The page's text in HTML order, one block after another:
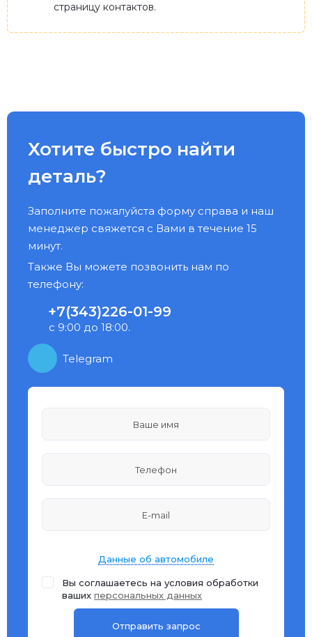
страницу контактов.
Хотите быстро найти
деталь?
Заполните пожалуйста форму справа и наш
менеджер свяжется с Вами в течение 15
минут.
Также Вы можете позвонить нам по
телефону:
+7(343)226-01-99
с 9:00 до 18:00.
Telegram
Данные об автомобиле
Вы соглашаетесь на условия обработки
ваших персональных данных